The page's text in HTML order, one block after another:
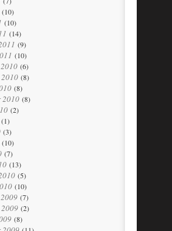
(10)
(10)
(14)
(9)
(10)
(6)
(8)
(8)
2010 (8)
(2)
(1)
(3)
(10)
(7)
(13)
(5)
(10)
(7)
(2)
(8)